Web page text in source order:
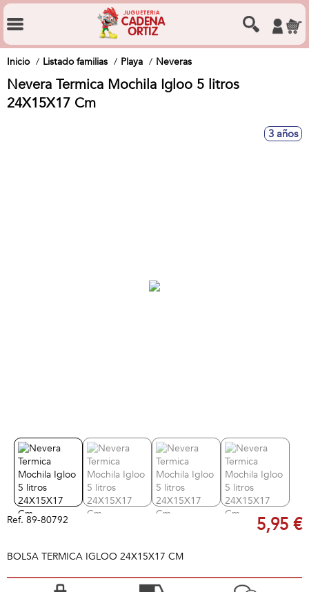
Inicio Listado familias Playa Neveras
Nevera Termica Mochila Igloo 5 litros
24X15X17 Cm
3 años
Ref. 89-80792 5,95 €
BOLSA TERMICA IGLOO 24X15X17 CM